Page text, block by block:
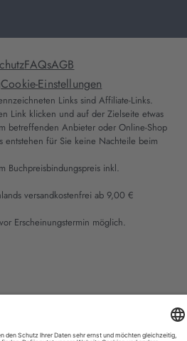
FAQsAGB
Cookie-Einstellungen
Links sind Affiliate-Links.
Link klicken und auf der Zielseite etwas
betreffenden Anbieter oder Online-Shop
entstehen für Sie keine Nachteile beim
Buchpreisbindungspreis inkl.
versandkostenfrei ab 9,00 €
Erscheinungstermin möglich.